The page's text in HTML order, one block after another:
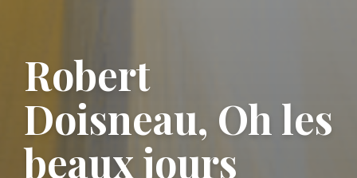
Robert
Doisneau, Oh les
beaux jours